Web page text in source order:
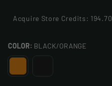
Acquire Store Credits: 194.70
COLOR: BLACK/ORANGE